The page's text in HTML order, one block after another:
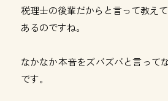
税理士の後輩だからと言って教え
あるのですね。
なかなか本音をズバズバと言って
です。